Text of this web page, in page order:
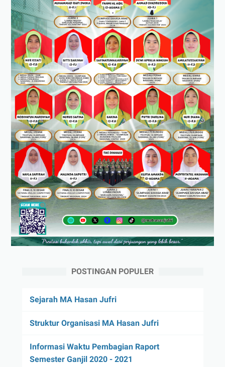
POSTINGAN POPULER
Sejarah MA Hasan Jufri
Struktur Organisasi MA Hasan Jufri
Informasi Waktu Pembagian Raport
Semester Ganjil 2020 - 2021